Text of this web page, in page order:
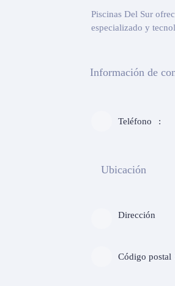
Piscinas Del Sur
especializado y
Información de
Teléfono
Ubicación
Dirección
Código postal